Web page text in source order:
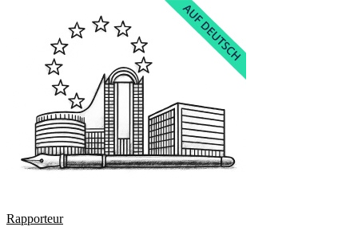
Rapporteur